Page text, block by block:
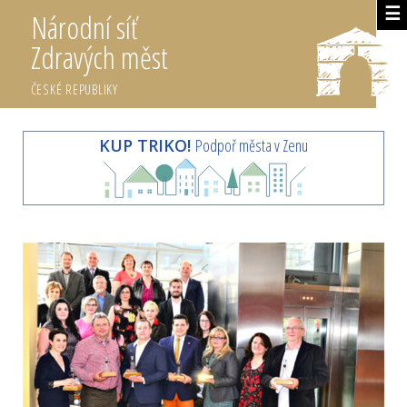
☰
Národní síť
Zdravých měst
ČESKÉ REPUBLIKY
KUP TRIKO! Podpoř města v Zenu